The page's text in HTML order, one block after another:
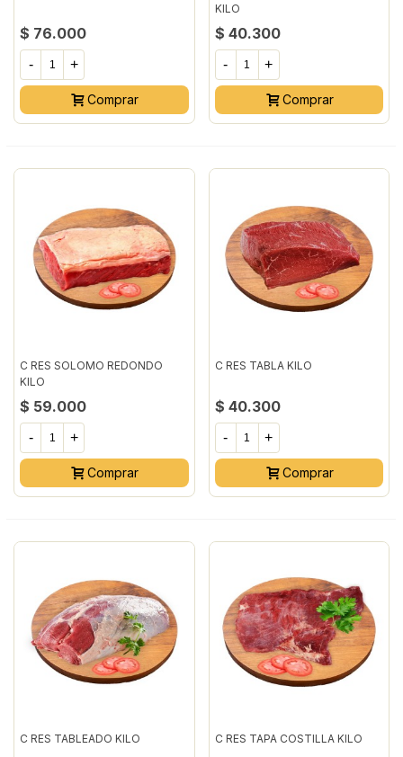
$ 76.000
- +
Comprar
KILO
$ 40.300
- +
Comprar
C RES SOLOMO REDONDO
KILO
$ 59.000
- +
Comprar
C RES TABLA KILO
$ 40.300
- +
Comprar
C RES TABLEADO KILO C RES TAPA COSTILLA KILO